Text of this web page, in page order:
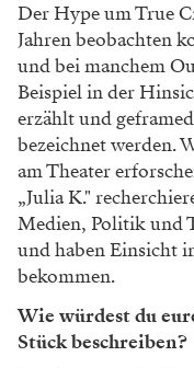
Der Hype um True
Jahren beobachten
und bei manchem
Beispiel in der
erzählt und
bezeichnet werden.
am Theater
„Julia K."
Medien, Politik und
und haben Einsicht
bekommen.
Wie würdest du
Stück beschreiben?